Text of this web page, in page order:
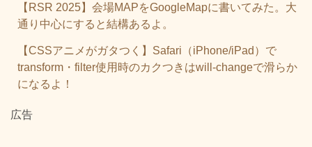
【RSR 2025】会場MAPをGoogleMapに書いてみた。大
通り中心にすると結構あるよ。
【CSSアニメがガタつく】Safari（iPhone/iPad）で
transform・filter使用時のカクつきはwill-changeで滑らか
になるよ！
広告